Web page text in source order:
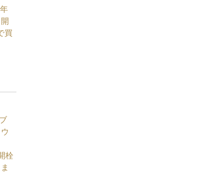
買
栓